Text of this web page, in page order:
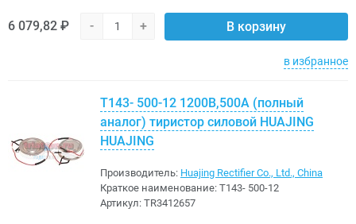
6 079,82 ₽ - + В корзину
в избранное
Т143- 500-12 1200В,500A (полный
аналог) тиристор силовой HUAJING
HUAJING
Производитель: Huajing Rectifier Co., Ltd., China
Краткое наименование: Т143- 500-12
Артикул: TR3412657